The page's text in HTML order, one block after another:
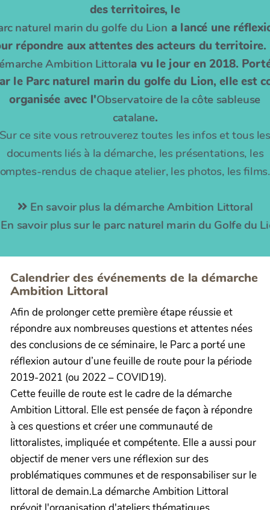
des territoires, le
naturel marin du golfe du Lion a lancé une
répondre aux attentes des acteurs du territoire.
Ambition Littorala vu le jour en 2018.
le Parc naturel marin du golfe du Lion, elle est
organisée avec l'Observatoire de la côte sableuse
catalane.
Sur ce site vous retrouverez toutes les infos et tous les
documents liés à la démarche, les présentations, les
rendus de chaque atelier, les photos, les
En savoir plus la démarche Ambition Littoral
savoir plus sur le parc naturel marin du Golfe du
Calendrier des événements de la démarche
Ambition Littoral
Afin de prolonger cette première étape réussie et
répondre aux nombreuses questions et attentes nées
des conclusions de ce séminaire, le Parc a porté une
réflexion autour d’une feuille de route pour la période
2019-2021 (ou 2022 – COVID19).
Cette feuille de route est le cadre de la démarche
Ambition Littoral. Elle est pensée de façon à répondre
à ces questions et créer une communauté de
littoralistes, impliquée et compétente. Elle a aussi pour
objectif de mener vers une réflexion sur des
problématiques communes et de responsabiliser sur le
littoral de demain.La démarche Ambition Littoral